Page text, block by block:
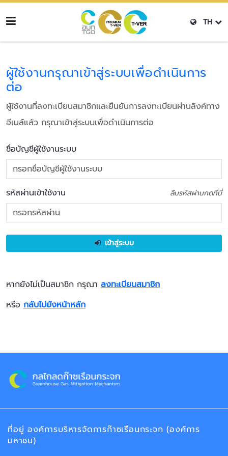
TH
ผู้ใช้งานกรุณาเข้าสู่ระบบเพื่อดำเนินการ
ต่อ
ผู้ใช้งานที่ลงทะเบียนสมาชิกและยืนยันการลงทะเบียนผ่านลิงค์ทาง
อีเมล์แล้ว กรุณาเข้าสู่ระบบเพื่อดำเนินการต่อ
ชื่อบัญชีผู้ใช้งานระบบ
ลืมรหัสผ่านกดที่นี่
รหัสผ่านเข้าใช้งาน
เข้าสู่ระบบ
หากยังไม่เป็นสมาชิก กรุณา ลงทะเบียนสมาชิก
หรือ กลับไปยังหน้าหลัก
ที่อยู่ องค์การบริหารจัดการก๊าซเรือนกระจก (องค์การ
มหาชน)